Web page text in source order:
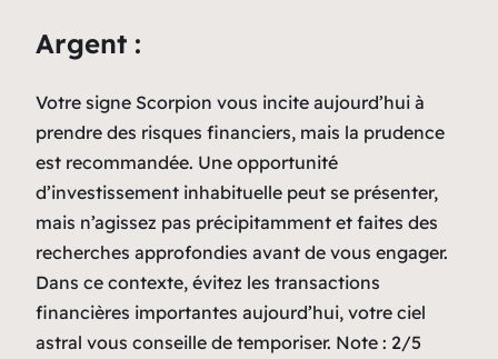
Argent :
Votre signe Scorpion vous incite aujourd’hui à
prendre des risques financiers, mais la prudence
est recommandée. Une opportunité
d’investissement inhabituelle peut se présenter,
mais n’agissez pas précipitamment et faites des
recherches approfondies avant de vous engager.
Dans ce contexte, évitez les transactions
financières importantes aujourd’hui, votre ciel
astral vous conseille de temporiser. Note : 2/5